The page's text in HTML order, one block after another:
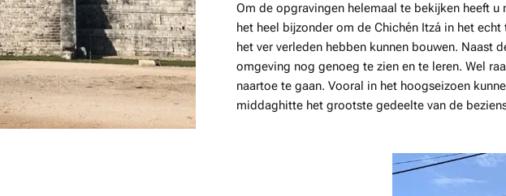
Om de opgravingen helemaal te bekijken heeft
het heel bijzonder om de Chichén Itzá in het
het ver verleden hebben kunnen bouwen. Naast
omgeving nog genoeg te zien en te leren. Wel
naartoe te gaan. Vooral in het hoogseizoen
middaghitte het grootste gedeelte van de